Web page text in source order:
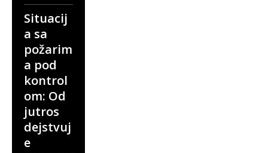
Situacij
a sa
požarim
a pod
kontrol
om: Od
jutros
dejstvuj
e